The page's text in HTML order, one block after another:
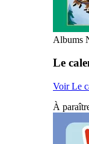
Albums
Le
Voir Le
À